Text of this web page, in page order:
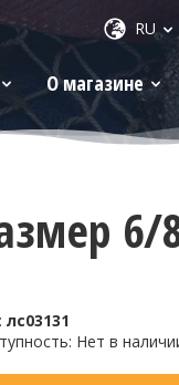
RU
О магазине
6/
лс03131
Нет в